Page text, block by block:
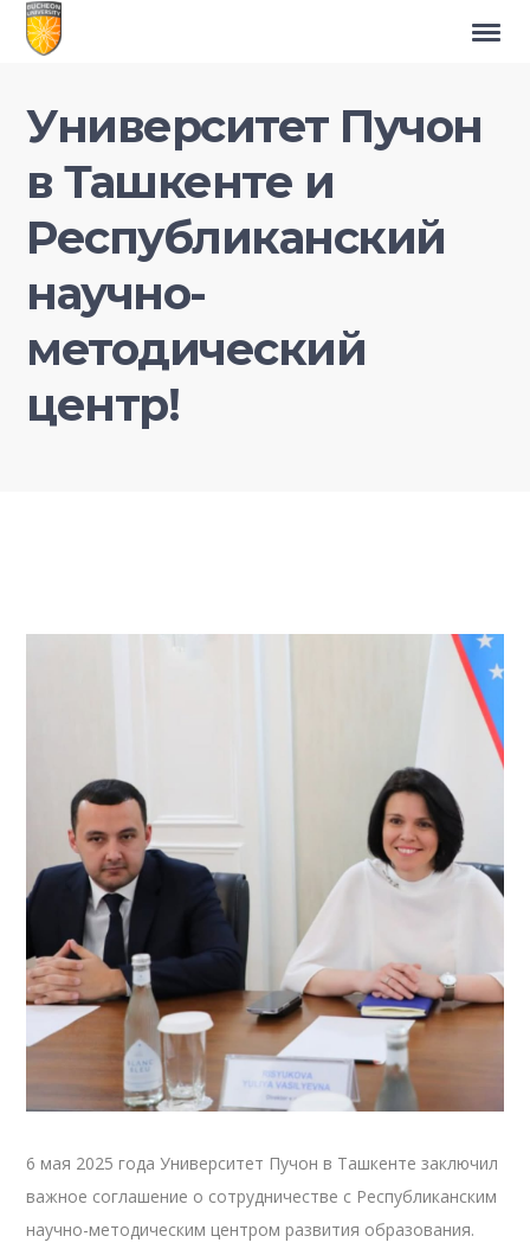
Университет Пучон
в Ташкенте и
Республиканский
научно-
методический
центр!
6 мая 2025 года Университет Пучон в Ташкенте заключил
важное соглашение о сотрудничестве с Республиканским
научно-методическим центром развития образования.